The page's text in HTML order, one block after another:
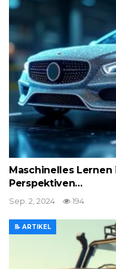
Maschinelles
Perspektiven…
Sep. 2, 2024 194
📝 ARTIKEL